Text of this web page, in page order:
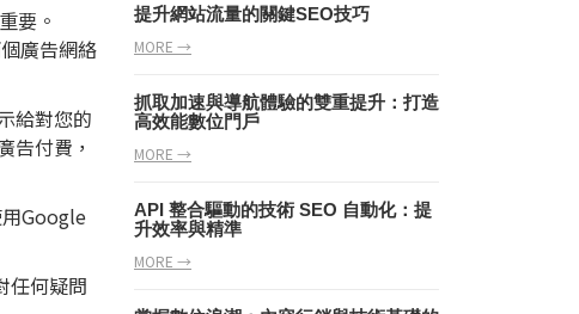
要。
廣告網絡
給對您的
告付費，
Google
任何疑問
提升網站流量的關鍵SEO技巧
MORE →
抓取加速與導航體驗的雙重提升：打造
高效能數位門戶
MORE →
API 整合驅動的技術 SEO 自動化：提
升效率與精準
MORE →